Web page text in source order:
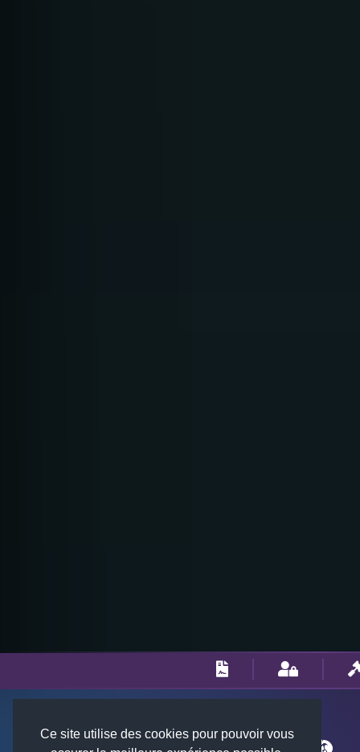
Ce site utilise des cookies pour pouvoir vous